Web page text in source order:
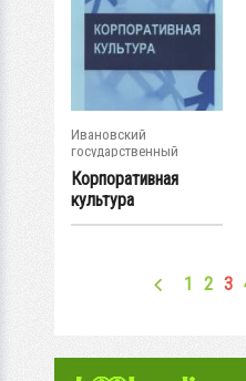
Ивановский
государственный
энергетический...
Корпоративная
культура
1
2 3